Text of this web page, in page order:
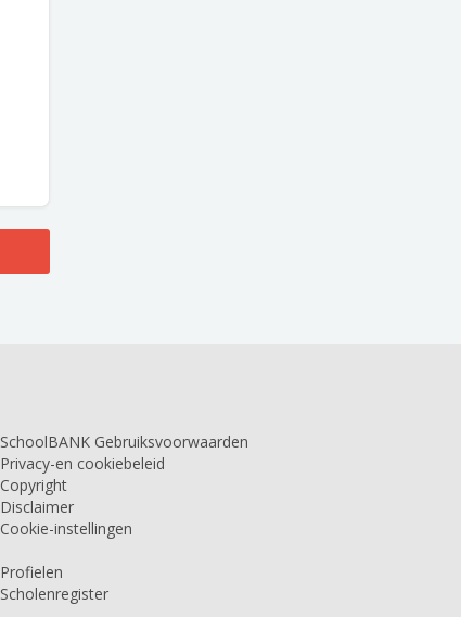
SchoolBANK Gebruiksvoorwaarden
Privacy-en cookiebeleid
Copyright
Disclaimer
Cookie-instellingen
Profielen
Scholenregister